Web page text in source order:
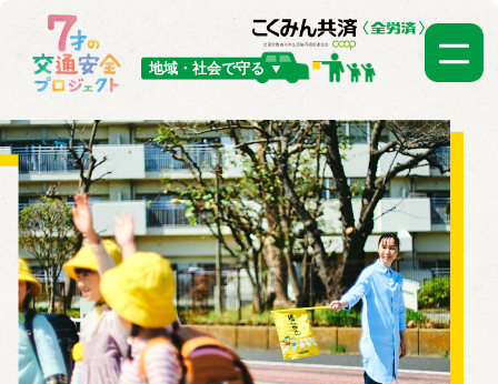
地域・社会で守る ▼
横断旗を贈ろう！
子どもと交通安全にま
つわる実態・意識の調
査